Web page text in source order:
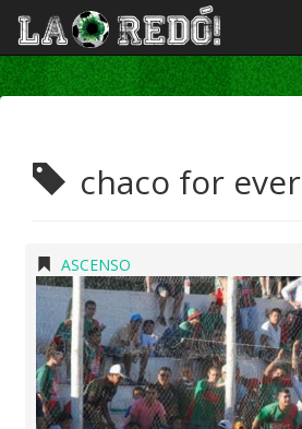
chaco for ever
ASCENSO